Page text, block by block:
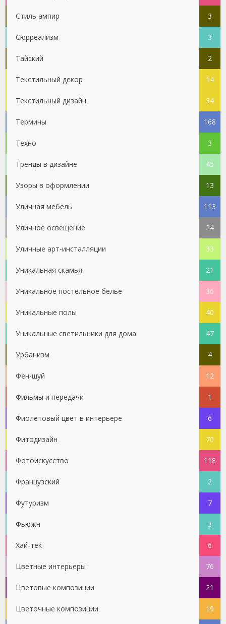
Стиль ампир 3
Сюрреализм 3
Тайский 2
Текстильный декор 14
Текстильный дизайн 34
Термины 168
Техно 3
Тренды в дизайне 45
Узоры в оформлении 13
Уличная мебель 113
Уличное освещение 24
Уличные арт-инсталляции 33
Уникальная скамья 21
Уникальное постельное бельё 36
Уникальные полы 40
Уникальные светильники для дома 47
Урбанизм 4
Фен-шуй 12
Фильмы и передачи 1
Фиолетовый цвет в интерьере 6
Фитодизайн 70
Фотоискусство 118
Французский 2
Футуризм 7
Фьюжн 3
Хай-тек 6
Цветные интерьеры 76
Цветовые композиции 21
Цветочные композиции 19